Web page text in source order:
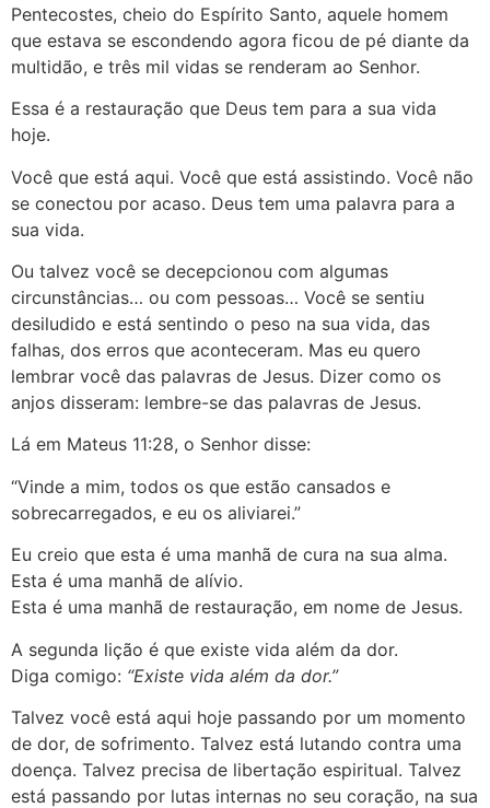
Pentecostes, cheio do Espírito Santo, aquele homem
que estava se escondendo agora ficou de pé diante da
multidão, e três mil vidas se renderam ao Senhor.
Essa é a restauração que Deus tem para a sua vida
hoje.
Você que está aqui. Você que está assistindo. Você não
se conectou por acaso. Deus tem uma palavra para a
sua vida.
Ou talvez você se decepcionou com algumas
circunstâncias… ou com pessoas… Você se sentiu
desiludido e está sentindo o peso na sua vida, das
falhas, dos erros que aconteceram. Mas eu quero
lembrar você das palavras de Jesus. Dizer como os
anjos disseram: lembre-se das palavras de Jesus.
Lá em Mateus 11:28, o Senhor disse:
“Vinde a mim, todos os que estão cansados e
sobrecarregados, e eu os aliviarei.”
Eu creio que esta é uma manhã de cura na sua alma.
Esta é uma manhã de alívio.
Esta é uma manhã de restauração, em nome de Jesus.
A segunda lição é que existe vida além da dor.
Diga comigo: “Existe vida além da dor.”
Talvez você está aqui hoje passando por um momento
de dor, de sofrimento. Talvez está lutando contra uma
doença. Talvez precisa de libertação espiritual. Talvez
está passando por lutas internas no seu coração, na sua